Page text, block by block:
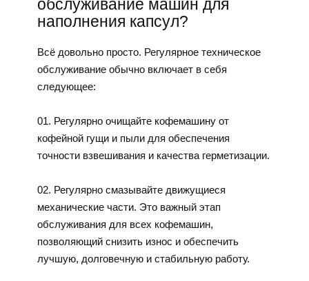
обслуживание машин для
наполнения капсул?
Всё довольно просто. Регулярное техническое
обслуживание обычно включает в себя
следующее:
01. Регулярно очищайте кофемашину от
кофейной гущи и пыли для обеспечения
точности взвешивания и качества герметизации.
02. Регулярно смазывайте движущиеся
механические части. Это важный этап
обслуживания для всех кофемашин,
позволяющий снизить износ и обеспечить
лучшую, долговечную и стабильную работу.